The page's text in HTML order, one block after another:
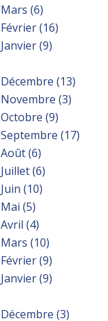
Mars (6)
Février(16)
Janvier(9)
Décembre (13)
Novembre (3)
Octobre (9)
Septembre (17)
Août(6)
Juillet(6)
Juin (10)
Mai (5)
Avril (4)
Mars (10)
Février(9)
Janvier(9)
Décembre (3)